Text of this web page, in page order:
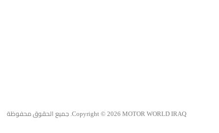
Copyright © 2026 MOTOR WORLD IRAQ. جميع الحقوق محفوظة